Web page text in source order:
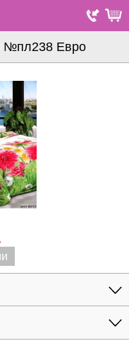
№пл238 Евро